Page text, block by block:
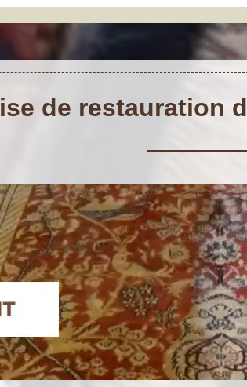
de restauration